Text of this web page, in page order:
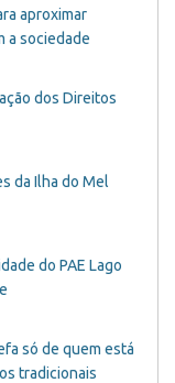
aproximar
a sociedade
dos Direitos
da Ilha do Mel
do PAE Lago
só de quem está
tradicionais